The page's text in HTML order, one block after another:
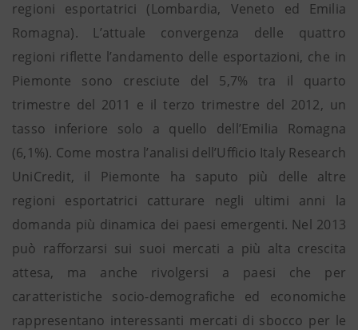
regioni esportatrici (Lombardia, Veneto ed Emilia
Romagna). L’attuale convergenza delle quattro
regioni riflette l’andamento delle esportazioni, che in
Piemonte sono cresciute del 5,7% tra il quarto
trimestre del 2011 e il terzo trimestre del 2012, un
tasso inferiore solo a quello dell’Emilia Romagna
(6,1%). Come mostra l’analisi dell’Ufficio Italy Research
UniCredit, il Piemonte ha saputo più delle altre
regioni esportatrici catturare negli ultimi anni la
domanda più dinamica dei paesi emergenti. Nel 2013
può rafforzarsi sui suoi mercati a più alta crescita
attesa, ma anche rivolgersi a paesi che per
caratteristiche socio-demografiche ed economiche
rappresentano interessanti mercati di sbocco per le